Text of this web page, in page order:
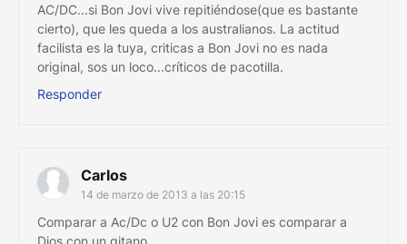
AC/DC...si Bon Jovi vive repitiéndose(que es bastante
cierto), que les queda a los australianos. La actitud
facilista es la tuya, criticas a Bon Jovi no es nada
original, sos un loco...críticos de pacotilla.
Responder
Carlos
14 de marzo de 2013 a las 20:15
Comparar a Ac/Dc o U2 con Bon Jovi es comparar a
Dios con un gitano...